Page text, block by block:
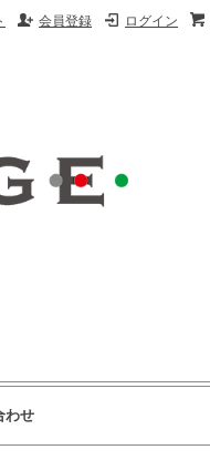
ログイン
会員登録
わせ